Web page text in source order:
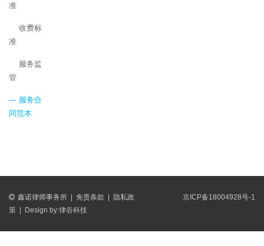
准
收费标
准
服务监
管
服务合
同范本
鑫诺律师事务所 免责条款
隐私政
策
Design by:律谷科技
京ICP备18004928号-1